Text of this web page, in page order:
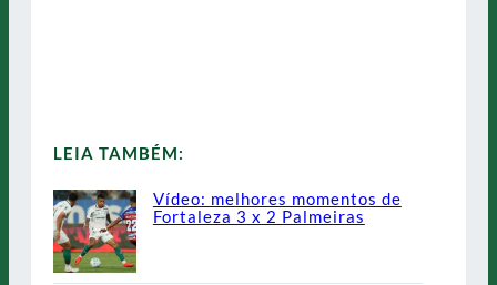
LEIA TAMBÉM:
Vídeo: melhores momentos de
Fortaleza 3 x 2 Palmeiras